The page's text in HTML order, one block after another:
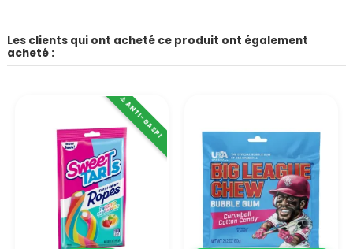
Les clients qui ont acheté ce produit ont également
acheté :
⚠️ ANTI-GASPI